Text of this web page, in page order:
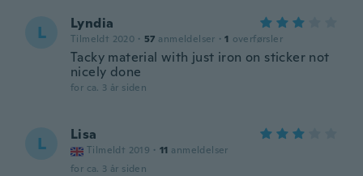
L Lyndia
Tilmeldt 2020 · 57 anmeldelser · 1 overførsler
Tacky material with just iron on sticker not
nicely done
for ca. 3 år siden
L Lisa
Tilmeldt 2019 · 11 anmeldelser
for ca. 3 år siden